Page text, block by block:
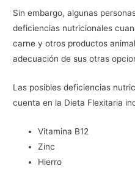
Sin embargo, algunas
deficiencias nutricionales
carne y otros productos
adecuación de sus otras
Las posibles deficiencias
cuenta en la Dieta Flexitaria
Vitamina B12
Zinc
Hierro